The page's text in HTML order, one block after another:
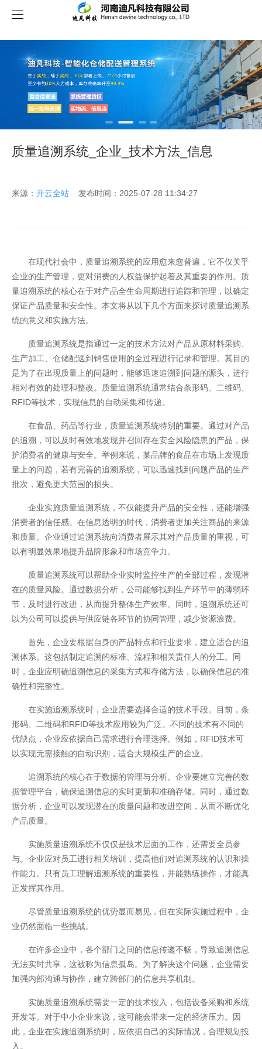
开云全站
质量追溯系统_企业_技术方法_信息
来源： 开云全站 发布时间：2025-07-28 11:34:27
在现代社会中，质量追溯系统的应用愈来愈普遍，它不仅关乎
企业的生产管理，更对消费的人权益保护起着及其重要的作用。质
量追溯系统的核心在于对产品全生命周期进行追踪和管理，以确定
保证产品质量和安全性。本文将从以下几个方面来探讨质量追溯系
统的意义和实施方法。
质量追溯系统是指通过一定的技术方法对产品从原材料采购、
生产加工、仓储配送到销售使用的全过程进行记录和管理。其目的
是为了在出现质量上的问题时，能够迅速追溯到问题的源头，进行
相对有效的处理和整改。质量追溯系统通常结合条形码、二维码、
RFID等技术，实现信息的自动采集和传递。
在食品、药品等行业，质量追溯系统特别的重要。通过对产品
的追溯，可以及时有效地发现并召回存在安全风险隐患的产品，保
护消费者的健康与安全。举例来说，某品牌的食品在市场上发现质
量上的问题，若有完善的追溯系统，可以迅速找到问题产品的生产
批次，避免更大范围的损失。
企业实施质量追溯系统，不仅能提升产品的安全性，还能增强
消费者的信任感。在信息透明的时代，消费者更加关注商品的来源
和质量。企业通过追溯系统向消费者展示其对产品质量的重视，可
以有明显效果地提升品牌形象和市场竞争力。
质量追溯系统可以帮助企业实时监控生产的全部过程，发现潜
在的质量风险。通过数据分析，公司能够找到生产环节中的薄弱环
节，及时进行改进，从而提升整体生产效率。同时，追溯系统还可
以为公司可以提供与供应链各环节的协同管理，减少资源浪费。
首先，企业要根据自身的产品特点和行业要求，建立适合的追
溯体系。这包括制定追溯的标准、流程和相关责任人的分工。同
时，企业应明确追溯信息的采集方式和存储方法，以确保信息的准
确性和完整性。
在实施追溯系统时，企业需要选择合适的技术手段。目前，条
形码、二维码和RFID等技术应用较为广泛。不同的技术有不同的
优缺点，企业应依据自己需求进行合理选择。例如，RFID技术可
以实现无需接触的自动识别，适合大规模生产的企业。
追溯系统的核心在于数据的管理与分析。企业要建立完善的数
据管理平台，确保追溯信息的实时更新和准确存储。同时，通过数
据分析，企业可以发现潜在的质量问题和改进空间，从而不断优化
产品质量。
实施质量追溯系统不仅仅是技术层面的工作，还需要全员参
与。企业应对员工进行相关培训，提高他们对追溯系统的认识和操
作能力。只有员工理解追溯系统的重要性，并能熟练操作，才能真
正发挥其作用。
尽管质量追溯系统的优势显而易见，但在实际实施过程中，企
业仍然面临一些挑战。
在许多企业中，各个部门之间的信息传递不畅，导致追溯信息
无法实时共享，这被称为信息孤岛。为了解决这个问题，企业需要
加强内部沟通与协作，建立跨部门的信息共享机制。
实施质量追溯系统需要一定的技术投入，包括设备采购和系统
开发等。对于中小企业来说，这可能会带来一定的经济压力。因
此，企业在实施追溯系统时，应依据自己的实际情况，合理规划投
入。